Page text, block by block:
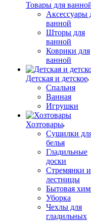
Товары для
Аксессуары
ванной
Шторы для
ванной
Коврики для
ванной
Детская и детское
Спальня
Ванная
Игрушки
Хозтовары
Сушилки
белья
Гладильные
доски
Стремянки и
лестницы
Бытовая
Уборка
Чехлы для
гладильных